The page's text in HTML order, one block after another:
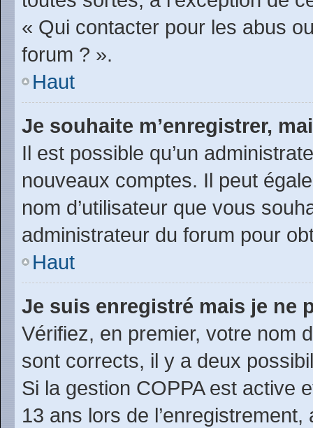
« Qui contacter pour les abus
forum ? ».
Haut
Je souhaite m’enregistrer,
Il est possible qu’un
nouveaux comptes. Il peut
nom d’utilisateur que vous
administrateur du forum pour
Haut
Je suis enregistré mais je ne
Vérifiez, en premier, votre nom
sont corrects, il y a deux
Si la gestion COPPA est active
13 ans lors de